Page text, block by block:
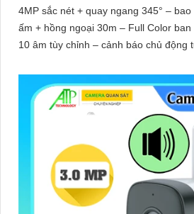
4MP sắc nét + quay ngang 345° –
ấm + hồng ngoại 30m – Full Color
10 âm tùy chỉnh – cảnh báo chủ động